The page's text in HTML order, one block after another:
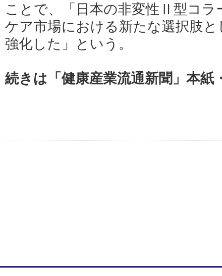
ことで、「日本の非変性Ⅱ型コラ
ケア市場における新たな選択肢
強化した」という。
続きは「健康産業流通新聞」本紙